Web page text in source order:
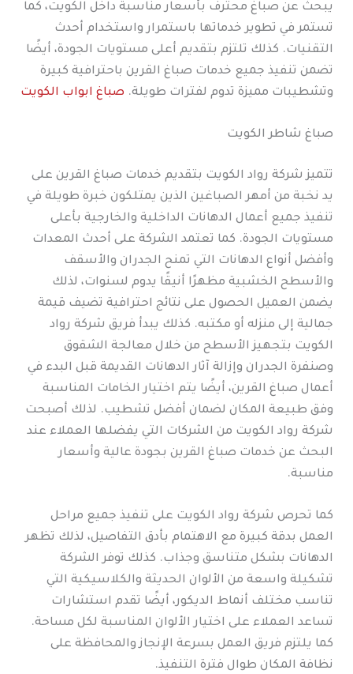
يبحث عن صباغ محترف بأسعار مناسبة داخل الكويت، كما
تستمر في تطوير خدماتها باستمرار واستخدام أحدث
التقنيات. كذلك تلتزم بتقديم أعلى مستويات الجودة، أيضًا
تضمن تنفيذ جميع خدمات صباغ القرين باحترافية كبيرة
وتشطيبات مميزة تدوم لفترات طويلة. صباغ ابواب الكويت
صباغ شاطر الكويت
تتميز شركة رواد الكويت بتقديم خدمات صباغ القرين على
يد نخبة من أمهر الصباغين الذين يمتلكون خبرة طويلة في
تنفيذ جميع أعمال الدهانات الداخلية والخارجية بأعلى
مستويات الجودة. كما تعتمد الشركة على أحدث المعدات
وأفضل أنواع الدهانات التي تمنح الجدران والأسقف
والأسطح الخشبية مظهرًا أنيقًا يدوم لسنوات، لذلك
يضمن العميل الحصول على نتائج احترافية تضيف قيمة
جمالية إلى منزله أو مكتبه. كذلك يبدأ فريق شركة رواد
الكويت بتجهيز الأسطح من خلال معالجة الشقوق
وصنفرة الجدران وإزالة آثار الدهانات القديمة قبل البدء في
أعمال صباغ القرين، أيضًا يتم اختيار الخامات المناسبة
وفق طبيعة المكان لضمان أفضل تشطيب. لذلك أصبحت
شركة رواد الكويت من الشركات التي يفضلها العملاء عند
البحث عن خدمات صباغ القرين بجودة عالية وأسعار
مناسبة.
كما تحرص شركة رواد الكويت على تنفيذ جميع مراحل
العمل بدقة كبيرة مع الاهتمام بأدق التفاصيل، لذلك تظهر
الدهانات بشكل متناسق وجذاب. كذلك توفر الشركة
تشكيلة واسعة من الألوان الحديثة والكلاسيكية التي
تناسب مختلف أنماط الديكور، أيضًا تقدم استشارات
تساعد العملاء على اختيار الألوان المناسبة لكل مساحة.
كما يلتزم فريق العمل بسرعة الإنجاز والمحافظة على
نظافة المكان طوال فترة التنفيذ.